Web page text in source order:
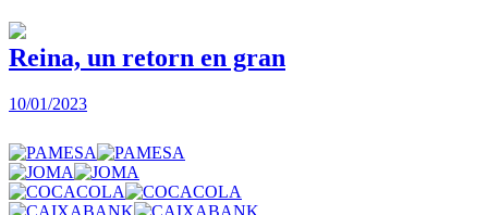
Reina, un retorn en gran
10/01/2023